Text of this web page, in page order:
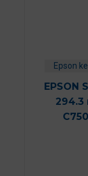
Epson
EPSON
294.3